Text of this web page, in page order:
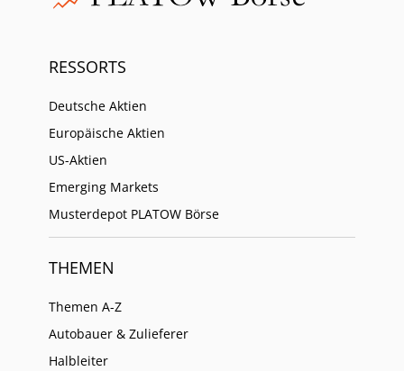
RESSORTS
Deutsche Aktien
Europäische Aktien
US-Aktien
Emerging Markets
Musterdepot PLATOW Börse
THEMEN
Themen A-Z
Autobauer & Zulieferer
Halbleiter